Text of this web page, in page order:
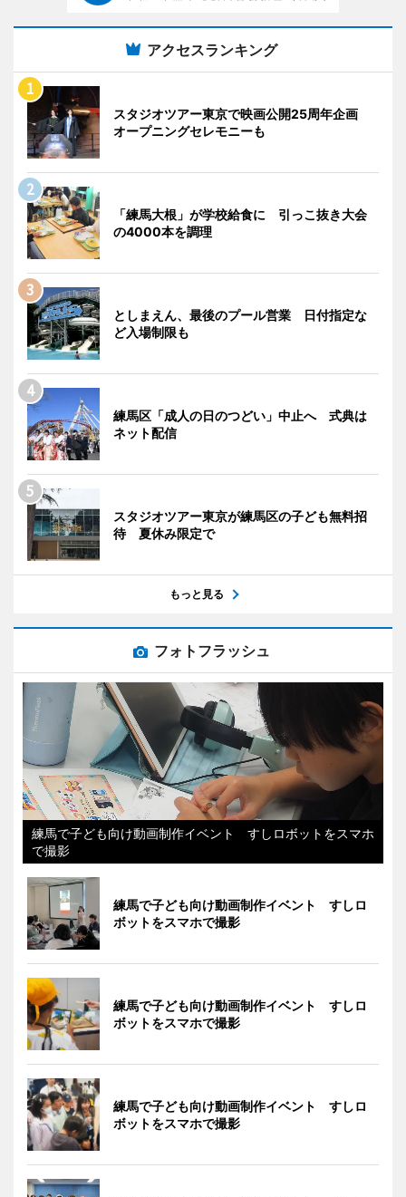
アクセスランキング
スタジオツアー東京で映画公開25周年企画
オープニングセレモニーも
「練馬大根」が学校給食に 引っこ抜き大会
の4000本を調理
としまえん、最後のプール営業 日付指定な
ど入場制限も
練馬区「成人の日のつどい」中止へ 式典は
ネット配信
スタジオツアー東京が練馬区の子ども無料招
待 夏休み限定で
もっと見る
フォトフラッシュ
練馬で子ども向け動画制作イベント すしロボットをスマホ
で撮影
練馬で子ども向け動画制作イベント すしロ
ボットをスマホで撮影
練馬で子ども向け動画制作イベント すしロ
ボットをスマホで撮影
練馬で子ども向け動画制作イベント すしロ
ボットをスマホで撮影